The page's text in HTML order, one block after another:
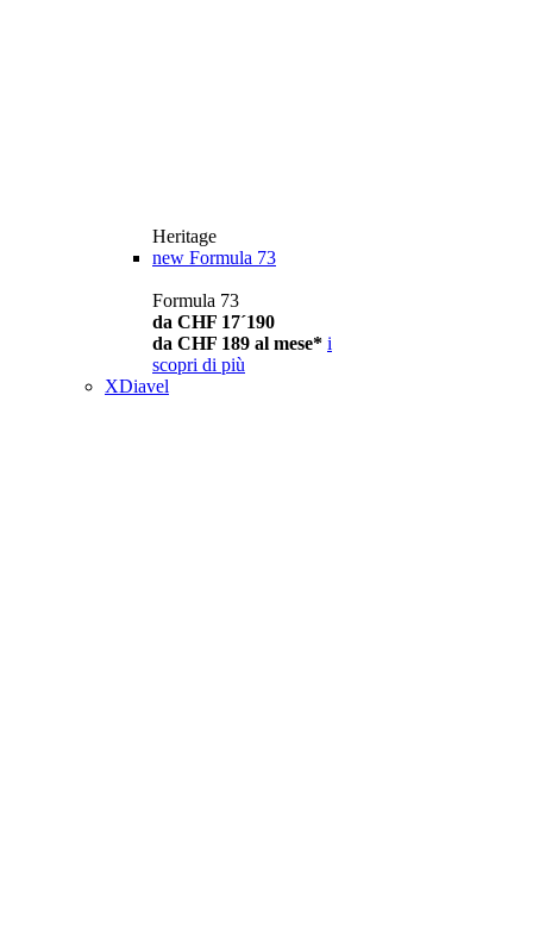
Heritage
new Formula 73
Formula 73
da CHF 17´190
da CHF 189 al mese* i
scopri di più
XDiavel